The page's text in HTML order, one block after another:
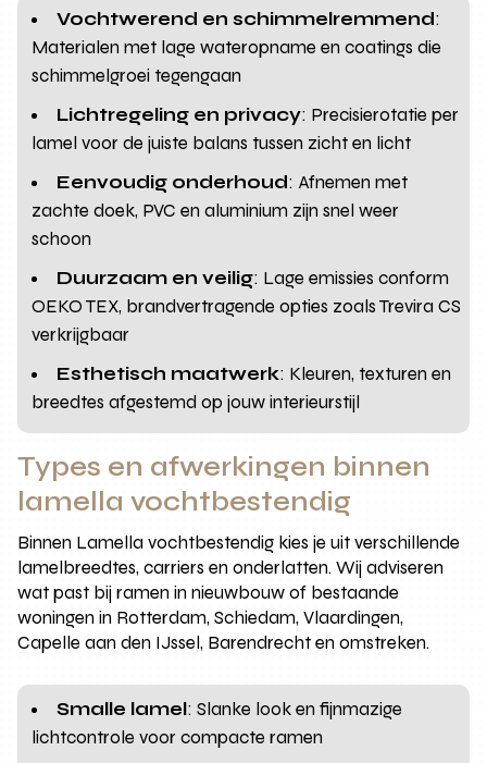
Vochtwerend en schimmelremmend:
Materialen met lage wateropname en coatings die
schimmelgroei tegengaan
Lichtregeling en privacy: Precisierotatie per
lamel voor de juiste balans tussen zicht en licht
Eenvoudig onderhoud: Afnemen met
zachte doek, PVC en aluminium zijn snel weer
schoon
Duurzaam en veilig: Lage emissies conform
OEKO TEX, brandvertragende opties zoals Trevira CS
verkrijgbaar
Esthetisch maatwerk: Kleuren, texturen en
breedtes afgestemd op jouw interieurstijl
Types en afwerkingen binnen
lamella vochtbestendig
Binnen Lamella vochtbestendig kies je uit verschillende
lamelbreedtes, carriers en onderlatten. Wij adviseren
wat past bij ramen in nieuwbouw of bestaande
woningen in Rotterdam, Schiedam, Vlaardingen,
Capelle aan den IJssel, Barendrecht en omstreken.
Smalle lamel: Slanke look en fijnmazige
lichtcontrole voor compacte ramen